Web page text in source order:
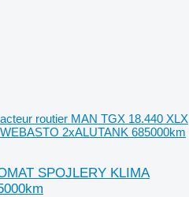
routier MAN TGX 18.440 XLX
2xALUTANK 685000km
SPOJLERY KLIMA